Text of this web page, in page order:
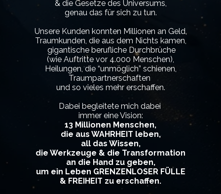
& die Gesetze des Universums,
genau das für sich zu tun.
Unsere Kunden konnten Millionen an Geld,
Traumkunden, die aus dem Nichts kamen,
gigantische berufliche Durchbrüche
(wie Auftritte vor 4.000 Menschen),
Heilungen, die “unmöglich” schienen,
Traumpartnerschaften
und so vieles mehr erschaffen.
Dabei begleitete mich dabei
immer eine Vision:
13 Millionen Menschen,
die aus WAHRHEIT leben,
all das Wissen,
die Werkzeuge & die Transformation
an die Hand zu geben,
um ein Leben GRENZENLOSER FÜLLE
& FREIHEIT zu erschaffen.